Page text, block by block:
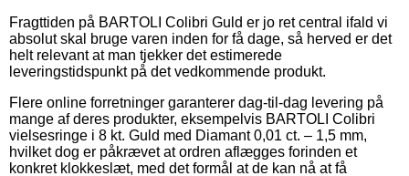
Fragttiden på BARTOLI Colibri Guld er jo ret central ifald vi
absolut skal bruge varen inden for få dage, så herved er det
helt relevant at man tjekker det estimerede
leveringstidspunkt på det vedkommende produkt.
Flere online forretninger garanterer dag-til-dag levering på
mange af deres produkter, eksempelvis BARTOLI Colibri
vielsesringe i 8 kt. Guld med Diamant 0,01 ct. – 1,5 mm,
hvilket dog er påkrævet at ordren aflægges forinden et
konkret klokkeslæt, med det formål at de kan nå at få